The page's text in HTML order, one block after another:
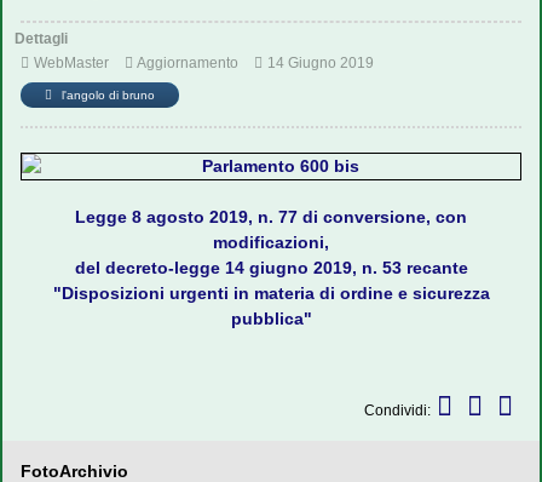
Dettagli
WebMaster
Aggiornamento 14 Giugno 2019
l'angolo di bruno
Legge 8 agosto 2019, n. 77 di conversione, con
modificazioni,
del decreto-legge 14 giugno 2019, n. 53 recante
"Disposizioni urgenti in materia di ordine e sicurezza
pubblica"
Condividi:
FotoArchivio